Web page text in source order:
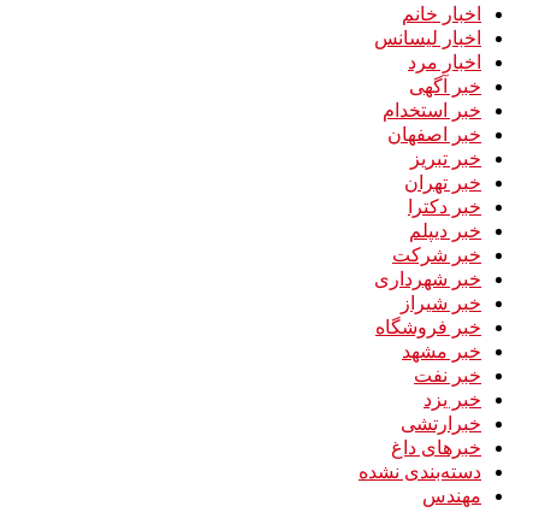
اخبار خانم
اخبار لیسانس
اخبار مرد
خبر آگهی
خبر استخدام
خبر اصفهان
خبر تبریز
خبر تهران
خبر دکترا
خبر دیپلم
خبر شرکت
خبر شهرداری
خبر شیراز
خبر فروشگاه
خبر مشهد
خبر نفت
خبر یزد
خبرارتشی
خبرهای داغ
دسته‌بندی نشده
مهندس